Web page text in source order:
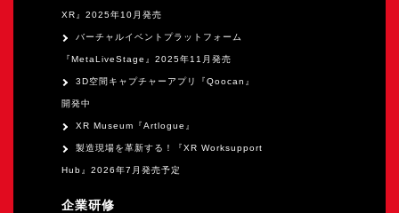
XR』2025年10月発売
バーチャルイベントプラットフォーム
『MetaLiveStage』2025年11月発売
3D空間キャプチャーアプリ『Qoocan』
開発中
XR Museum『Artlogue』
製造現場を革新する！『XR Worksupport
Hub』2026年7月発売予定
企業研修